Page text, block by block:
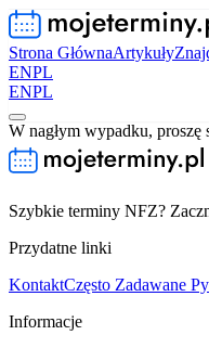
Strona GłównaArtykuły
ENPL
ENPL
W nagłym wypadku, proszę
Szybkie terminy NFZ?
Przydatne linki
KontaktCzęsto Zadawane
Informacje